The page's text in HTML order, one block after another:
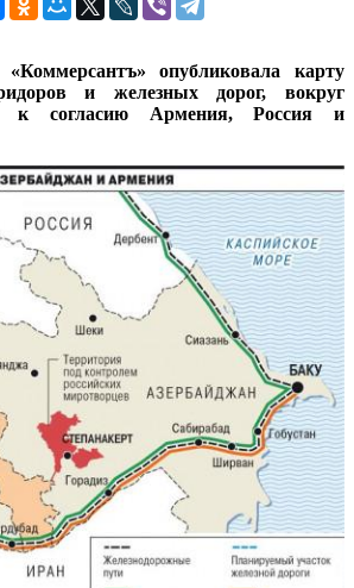
«Коммерсантъ» опубликовала карту
и железных дорог, вокруг
к согласию Армения, Россия и